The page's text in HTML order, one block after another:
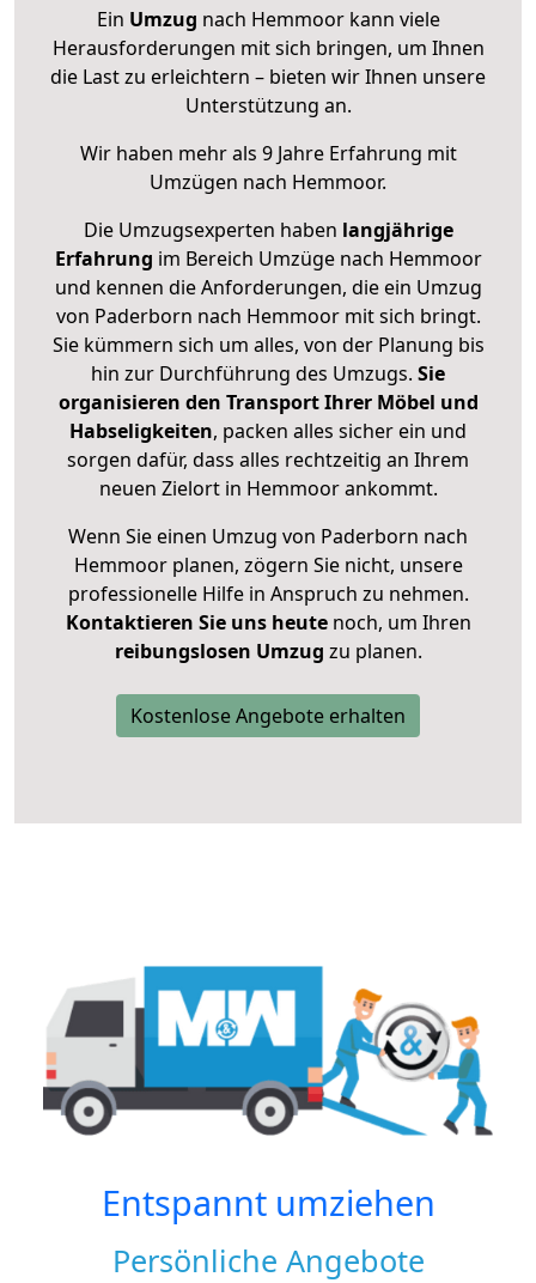
Ein Umzug nach Hemmoor kann viele
Herausforderungen mit sich bringen, um Ihnen
die Last zu erleichtern – bieten wir Ihnen unsere
Unterstützung an.
Wir haben mehr als 9 Jahre Erfahrung mit
Umzügen nach Hemmoor.
Die Umzugsexperten haben langjährige
Erfahrung im Bereich Umzüge nach Hemmoor
und kennen die Anforderungen, die ein Umzug
von Paderborn nach Hemmoor mit sich bringt.
Sie kümmern sich um alles, von der Planung bis
hin zur Durchführung des Umzugs. Sie
organisieren den Transport Ihrer Möbel und
Habseligkeiten, packen alles sicher ein und
sorgen dafür, dass alles rechtzeitig an Ihrem
neuen Zielort in Hemmoor ankommt.
Wenn Sie einen Umzug von Paderborn nach
Hemmoor planen, zögern Sie nicht, unsere
professionelle Hilfe in Anspruch zu nehmen.
Kontaktieren Sie uns heutenoch, um Ihren
reibungslosen Umzug zu planen.
Kostenlose Angebote erhalten
Entspannt umziehen
Persönliche Angebote